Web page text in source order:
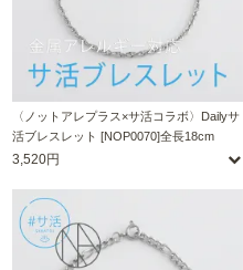
〈ノットアレプラス×サ活コラボ〉Dailyサ
活ブレスレット [NOP0070]全長18cm
3,520円